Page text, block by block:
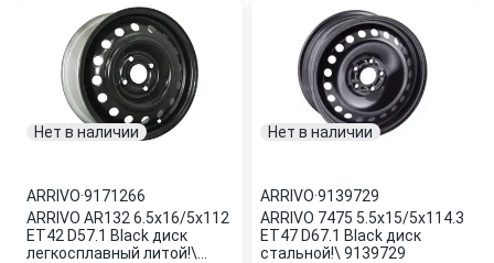
Нет в наличии
ARRIVO·9171266
ARRIVO AR132 6.5x16/5x112
ET42 D57.1 Black диск
легкосплавный литой!\
Нет в наличии
ARRIVO·9139729
ARRIVO 7475 5.5x15/5x114.3
ET47 D67.1 Black диск
стальной!\ 9139729